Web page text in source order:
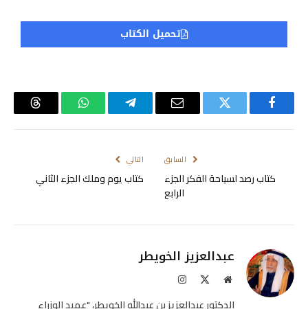
تحميل الكتاب
فيسبوك تويتر
البريد
تيلقرام واتساب
السابق
كتاب رصد لسياحة الفكر الجزء
الرابع
التالي
كتاب يوم وملك الجزء الثاني
عبدالعزيز الخويطر
موقع
الانستغرام
الدكتور عبدالعزيز بن عبدالله الخويطر، "عميد الوزراء